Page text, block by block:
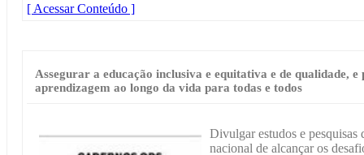
[ Acessar Conteúdo ]
Assegurar a educação inclusiva e equitativa e de qualidade,
aprendizagem ao longo da vida para todas e todos
Divulgar estudos e
nacional de alcançar os